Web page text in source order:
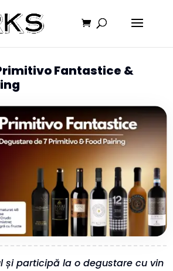
Fantastice &
și participă la o degustare cu vin